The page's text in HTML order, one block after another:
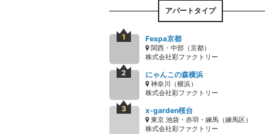
アパートタイプ
Fespa京都
関西・中部（京都）
株式会社彩ファクトリー
にゃんこの森横浜
神奈川（横浜）
株式会社彩ファクトリー
x-garden桜台
東京 池袋・赤羽・練馬（練馬区）
株式会社彩ファクトリー